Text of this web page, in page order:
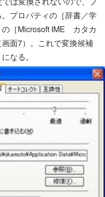
プロパティの［辞書／学
の［Microsoft IME カタカ
面7）。これで変換候補
なる。